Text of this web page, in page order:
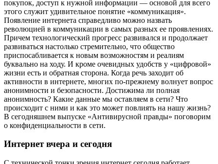
покупок, доступ к нужной информации — основой для всего
этого служит удивительное понятие «коммуникация».
Появление интернета справедливо можно назвать
революцией в коммуникации в самых разных ее проявлениях.
Причем технологический прогресс развивался и продолжает
развиваться настолько стремительно, что общество
приспосабливается к новым возможностям и реалиям
буквально на ходу. И кроме очевидных удобств у «цифровой»
жизни есть и обратная сторона. Когда речь заходит об
активности в интернете, многих по-прежнему волнует вопрос
анонимности и безопасности. Достижима ли полная
анонимность? Какие данные мы оставляем в сети? Что
происходит с ними и как это может повлиять на нашу жизнь?
В сегодняшнем выпуске «Антивирусной правды» поговорим
о конфиденциальности в сети.
Интернет вчера и сегодня